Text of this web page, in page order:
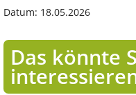
Datum: 18.05.2026
Das könnte